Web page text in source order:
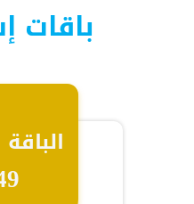
باقات